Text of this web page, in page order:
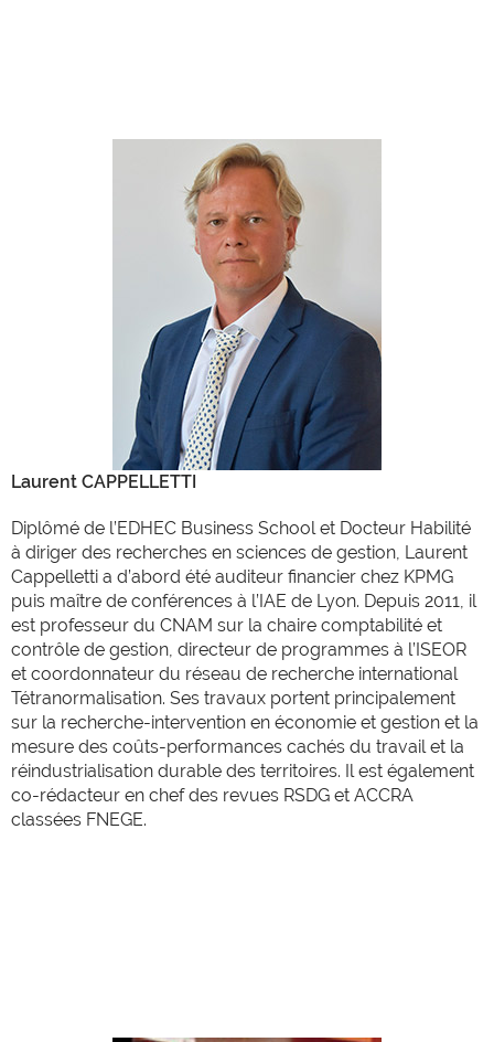
Laurent CAPPELLETTI
Diplômé de l’EDHEC Business School et Docteur Habilité
à diriger des recherches en sciences de gestion, Laurent
Cappelletti a d’abord été auditeur financier chez KPMG
puis maître de conférences à l’IAE de Lyon. Depuis 2011, il
est professeur du CNAM sur la chaire comptabilité et
contrôle de gestion, directeur de programmes à l’ISEOR
et coordonnateur du réseau de recherche international
Tétranormalisation. Ses travaux portent principalement
sur la recherche-intervention en économie et gestion et la
mesure des coûts-performances cachés du travail et la
réindustrialisation durable des territoires. Il est également
co-rédacteur en chef des revues RSDG et ACCRA
classées FNEGE.